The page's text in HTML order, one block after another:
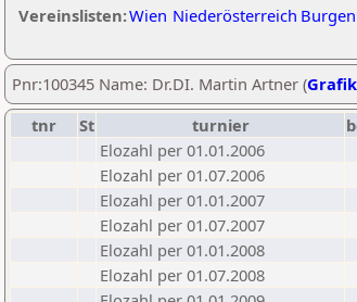
Vereinslisten:Wien Niederösterreich
Pnr:100345 Name: Dr.DI. Martin Artner (
tnr
St turnier
Elozahl per 01.01.2006
Elozahl per 01.07.2006
Elozahl per 01.01.2007
Elozahl per 01.07.2007
Elozahl per 01.01.2008
Elozahl per 01.07.2008